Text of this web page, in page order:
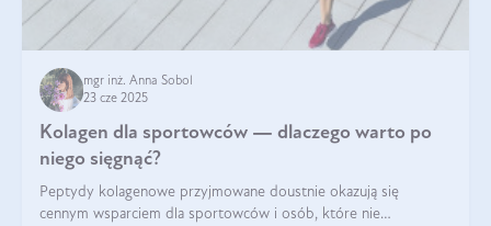
mgr inż. Anna Sobol
23 cze 2025
Kolagen dla sportowców — dlaczego warto po
niego sięgnąć?
Peptydy kolagenowe przyjmowane doustnie okazują się
cennym wsparciem dla sportowców i osób, które nie